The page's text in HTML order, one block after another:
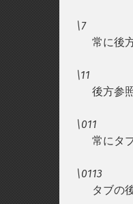
\7
常に後
\11
後方参
\011
常にタ
\0113
タブの